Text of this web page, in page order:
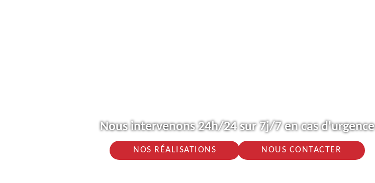
Nous intervenons 24h/24 sur 7j/7 en cas d'urgence
NOS RÉALISATIONS NOUS CONTACTER